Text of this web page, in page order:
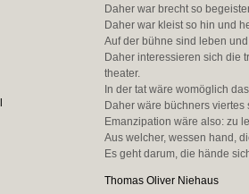
Daher war brecht so
Daher war kleist so hin und
Auf der bühne sind leben
Daher interessieren sich die
theater.
In der tat wäre womöglich
Daher wäre büchners
Emanzipation wäre also: zu
Aus welcher, wessen hand,
Es geht darum, die hände
Thomas Oliver Niehaus